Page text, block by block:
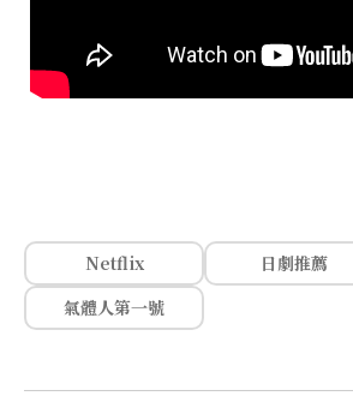
Netflix
日劇推薦
氣體人第一號